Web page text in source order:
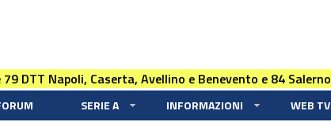
DTT Napoli, Caserta, Avellino e Benevento e 84 Salerno
SERIE A INFORMAZIONI WEB TV